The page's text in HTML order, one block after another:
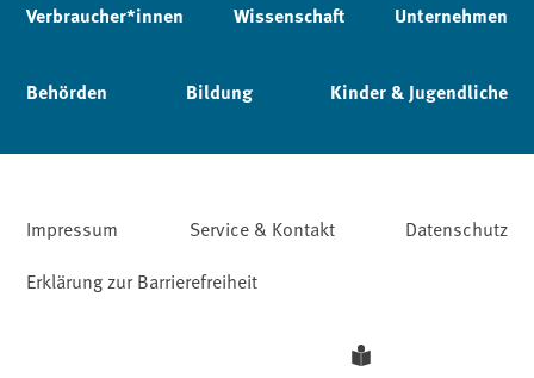
Verbraucher*innen Wissenschaft Unternehmen
Behörden Bildung Kinder & Jugendliche
Impressum Service & Kontakt
Datenschutz
Erklärung zur Barrierefreiheit